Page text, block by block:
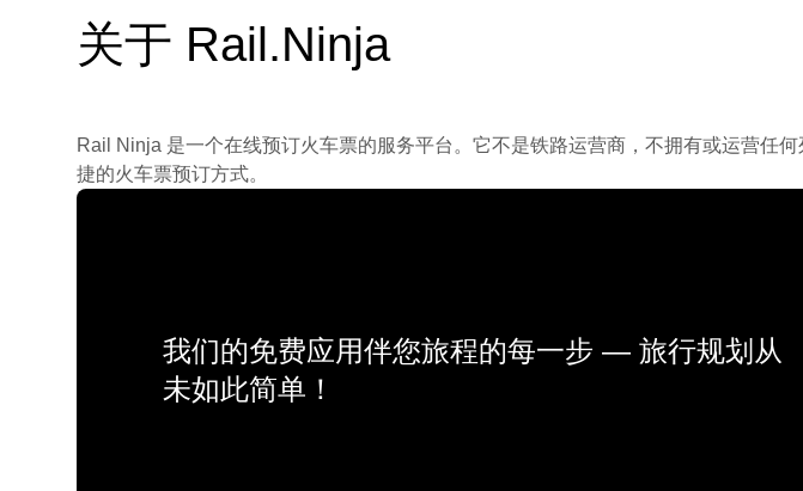
关于 Rail.Ninja
Rail Ninja 是一个在线预订火车票的服务平台。它不是铁路运营商，不拥有或运营任
捷的火车票预订方式。
我们的免费应用伴您旅程的每一步 — 旅行规划从
未如此简单！